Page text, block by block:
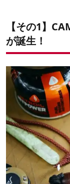
【その1】
が誕生！